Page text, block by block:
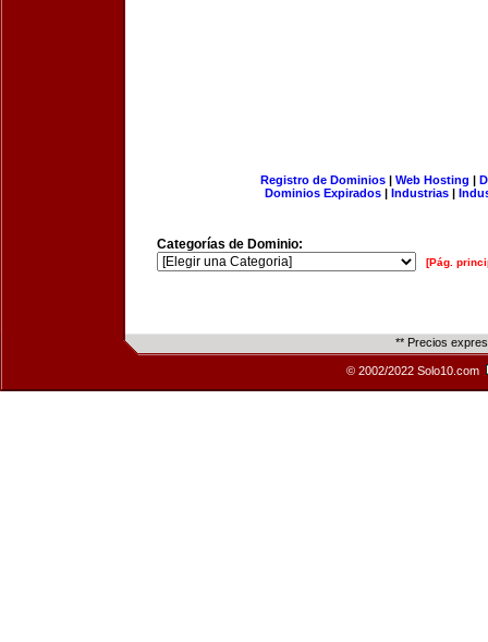
Registro de Dominios| Web Hosting |
Dominios Expirados | Industrias |
Categorías de Dominio:
[Pág.
** Precios
© 2002/2022 Solo10.com